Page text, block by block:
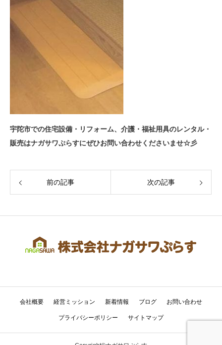
宇陀市での住宅設備・リフォーム、介護・福祉用具のレンタル・
販売はナガサワぷらすにぜひお問い合わせくださいませ☆彡
前の記事 次の記事
会社概要 経営ミッション 新着情報 ブログ お問い合わせ
プライバシーポリシー サイトマップ